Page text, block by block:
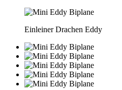
Einleiner Drachen Eddy